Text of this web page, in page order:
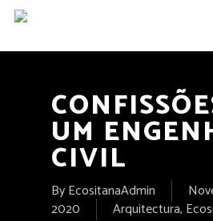
UM
CIVIL
ByEcositanaAdmin
2020
Arquitectura,